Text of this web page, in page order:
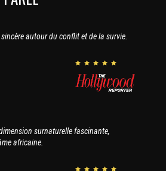
autour du conflit et de la survie.
surnaturelle fascinante,
africaine.